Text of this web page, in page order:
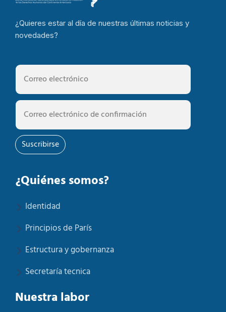
¿Quieres estar al día de nuestras últimas noticias y
novedades?
Suscribirse
¿Quiénes somos?
Identidad
Principios de París
Estructura y gobernanza
Secretaría tecnica
Nuestra labor